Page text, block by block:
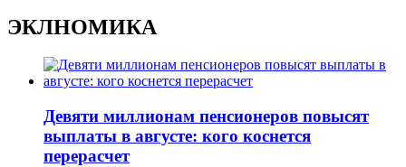
ЭКЛНОМИКА
Девяти миллионам пенсионеров повысят
выплаты в августе: кого коснется
перерасчет